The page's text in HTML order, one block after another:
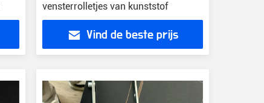
vensterrolletjes van kunststof
Vind de beste prijs